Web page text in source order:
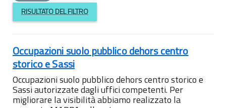
RISULTATO DEL FILTRO
Occupazioni suolo pubblico dehors centro
storico e Sassi
Occupazioni suolo pubblico dehors centro storico e
Sassi autorizzate dagli uffici competenti. Per
migliorare la visibilità abbiamo realizzato la